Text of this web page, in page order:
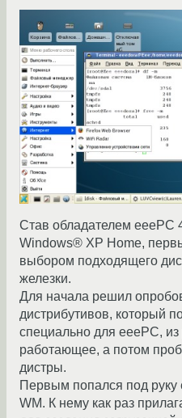
Став обладателем eeePC
Windows® XP Home,
выбором подходящего
железки.
Для начала решил
дистрибутивов, который
специально для eeePC, из
работающее, а потом
дистры.
Первым попался под руку
WM. К нему как раз